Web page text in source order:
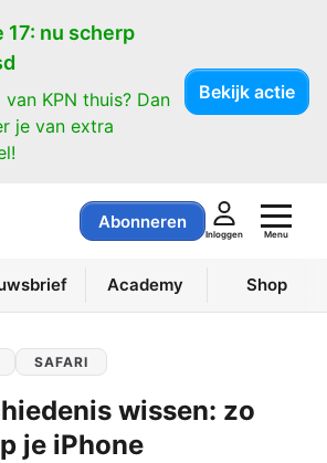
17: nu scherp
van KPN thuis? Dan
je van extra
Bekijk actie
Abonneren
Inloggen Menu
Academy Shop
SAFARI
wissen: zo
je iPhone